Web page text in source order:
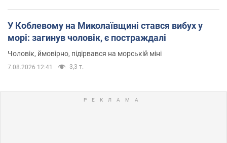
У Коблевому на Миколаївщині стався вибух у
морі: загинув чоловік, є постраждалі
Чоловік, ймовірно, підірвався на морській міні
7.08.2026 12:41 3,3 т.